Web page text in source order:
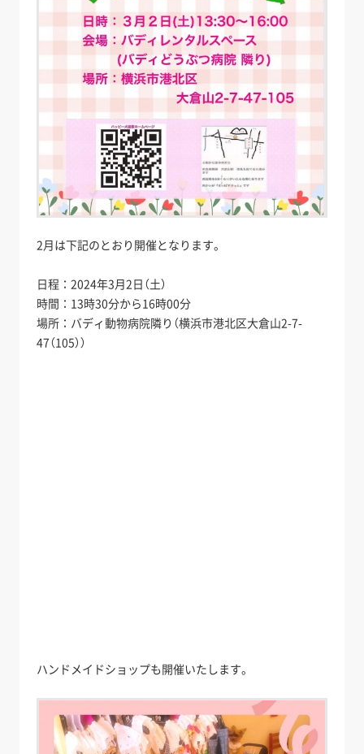
2月は下記のとおり開催となります。
日程：2024年3月2日（土）
時間：13時30分から16時00分
場所：バディ動物病院隣り（横浜市港北区大倉山2-7-
47（105））
ハンドメイドショップも開催いたします。